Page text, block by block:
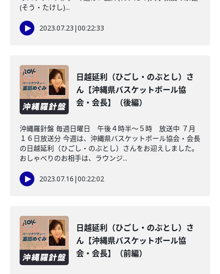
(そう・たけし)...
2023.07.23 |00:22:33
日越延利（ひごし・のぶとし）さ
ん【沖縄県バスケットボール協
会・会長】（後編）
沖縄羅針盤 毎週日曜日 午後４時半～５時 放送中 ７月
１６日放送分 今週は、沖縄県バスケットボール協会・会長
の日越延利（ひごし・のぶとし）さんをお迎えしました。
おしゃべりのお相手は、ラウンジ...
2023.07.16 |00:22:02
日越延利（ひごし・のぶとし）さ
ん【沖縄県バスケットボール協
会・会長】（前編）